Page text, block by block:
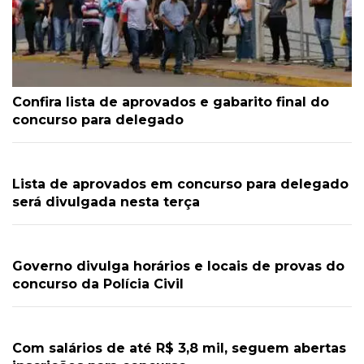
Confira lista de aprovados e gabarito final do
concurso para delegado
Lista de aprovados em concurso para delegado
será divulgada nesta terça
Governo divulga horários e locais de provas do
concurso da Polícia Civil
Com salários de até R$ 3,8 mil, seguem abertas